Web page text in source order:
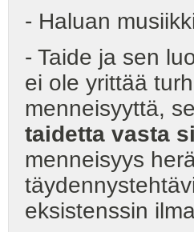
- Haluan
- Taide ja sen
ei ole yrittää
menneisyyttä,
taidetta vasta
menneisyys
eksistenssin